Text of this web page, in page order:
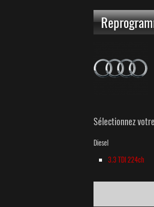
Sélectionnez
Diesel
3.3 TDI 224ch